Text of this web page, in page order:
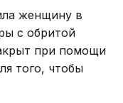
женщину в
с обритой
при помощи
того, чтобы